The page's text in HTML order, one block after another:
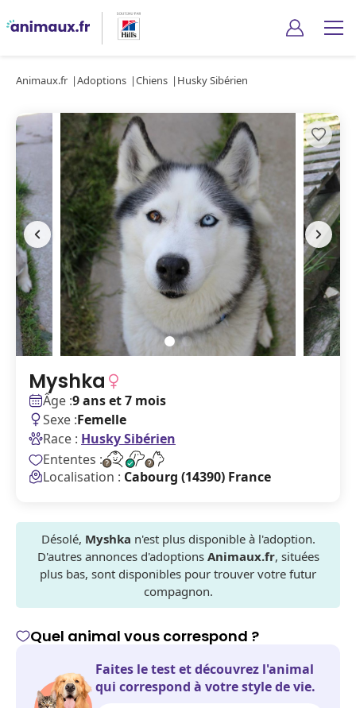
Animaux.fr Adoptions Chiens Husky Sibérien
Myshka
Âge :9 ans et 7 mois
Sexe :Femelle
Race : Husky Sibérien
Ententes :
Localisation : Cabourg (14390) France
Désolé, Myshka n'est plus disponible à l'adoption.
D'autres annonces d'adoptions Animaux.fr, situées
plus bas, sont disponibles pour trouver votre futur
compagnon.
Quel animal vous correspond ?
Faites le test et découvrez l'animal
qui correspond à votre style de vie.